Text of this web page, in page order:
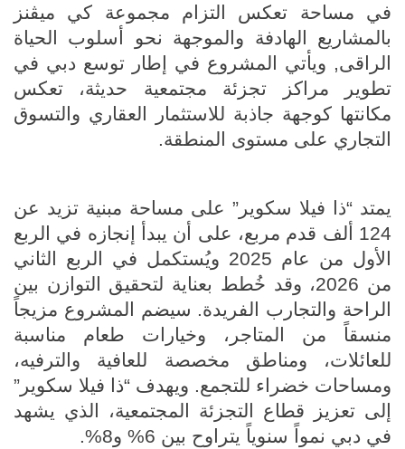
في مساحة تعكس التزام مجموعة كي ميڤنز
بالمشاريع الهادفة والموجهة نحو أسلوب الحياة
الراقى, ويأتي المشروع في إطار توسع دبي في
تطوير مراكز تجزئة مجتمعية حديثة، تعكس
مكانتها كوجهة جاذبة للاستثمار العقاري والتسوق
التجاري على مستوى المنطقة.
يمتد “ذا فيلا سكوير” على مساحة مبنية تزيد عن
124 ألف قدم مربع، على أن يبدأ إنجازه في الربع
الأول من عام 2025 ويُستكمل في الربع الثاني
من 2026، وقد خُطط بعناية لتحقيق التوازن بين
الراحة والتجارب الفريدة. سيضم المشروع مزيجاً
منسقاً من المتاجر، وخيارات طعام مناسبة
للعائلات، ومناطق مخصصة للعافية والترفيه،
ومساحات خضراء للتجمع. ويهدف “ذا فيلا سكوير”
إلى تعزيز قطاع التجزئة المجتمعية، الذي يشهد
في دبي نمواً سنوياً يتراوح بين 6% و8%.